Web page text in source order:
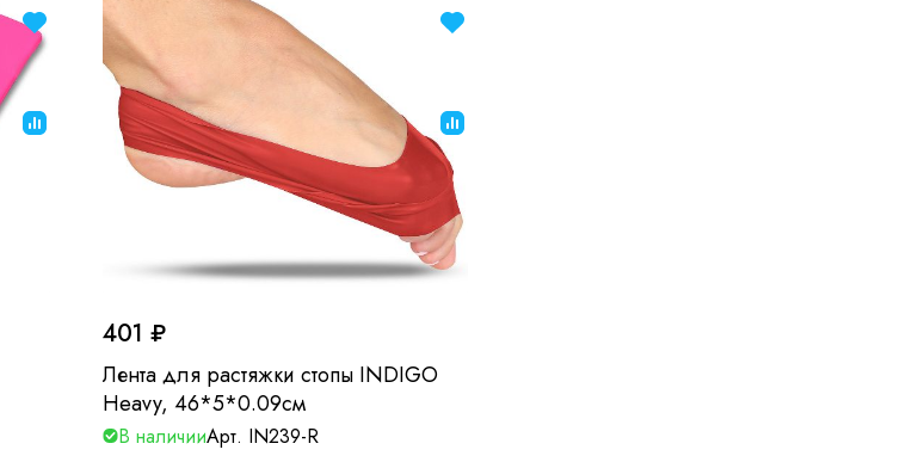
401 ₽
Лента для растяжки стопы INDIGO
Heavy, 46*5*0.09см
В наличииАрт. IN239-R